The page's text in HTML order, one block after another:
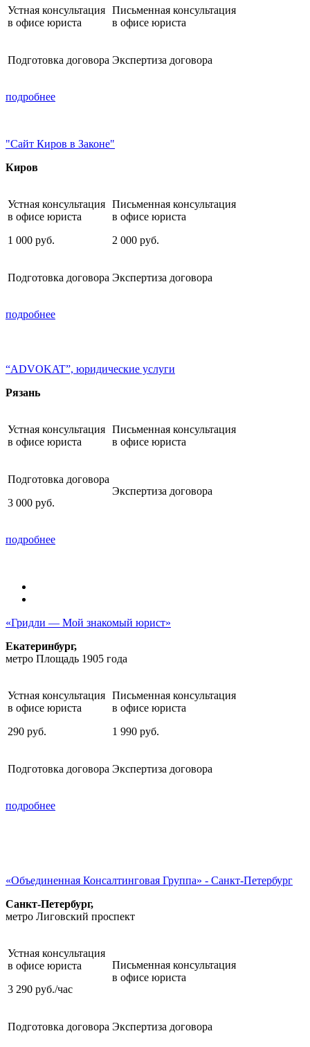
Устная консультация
в офисе юриста
Письменная консультация
в офисе юриста
Подготовка договора Экспертиза договора
подробнее
"Сайт Киров в Законе"
Киров
Устная консультация
в офисе юриста
1 000 руб.
Письменная консультация
в офисе юриста
2 000 руб.
Подготовка договора Экспертиза договора
подробнее
“ADVOKAT”, юридические услуги
Рязань
Устная консультация
в офисе юриста
Письменная консультация
в офисе юриста
Подготовка договора
3 000 руб.
Экспертиза договора
подробнее
«Гридли — Мой знакомый юрист»
Екатеринбург,
метро Площадь 1905 года
Устная консультация
в офисе юриста
290 руб.
Письменная консультация
в офисе юриста
1 990 руб.
Подготовка договора Экспертиза договора
подробнее
«Объединенная Консалтинговая Группа» - Санкт-Петербург
Санкт-Петербург,
метро Лиговский проспект
Устная консультация
в офисе юриста
3 290 руб./час
Письменная консультация
в офисе юриста
Подготовка договора Экспертиза договора